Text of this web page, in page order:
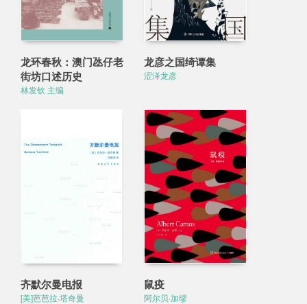
龙环春秋：澳门氹仔老
街坊口述历史
林发钦 主编
龙彦之国绮谭集
涩泽龙彦
齐默尔曼电报
[美]芭芭拉·塔奇曼
鼠疫
阿尔贝·加缪